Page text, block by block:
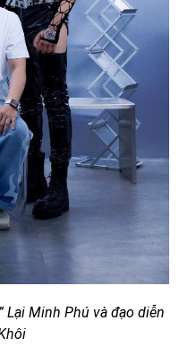
Lại Minh Phú và đạo diễn